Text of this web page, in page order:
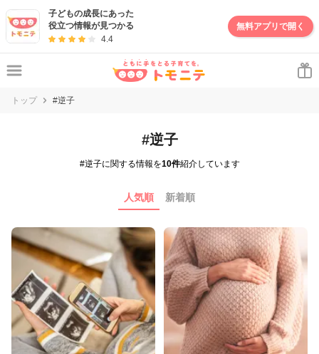
子どもの成長にあった
役立つ情報が見つかる
4.4
無料アプリで開く
トップ #逆子
#逆子
#逆子に関する情報を10件紹介しています
人気順 新着順